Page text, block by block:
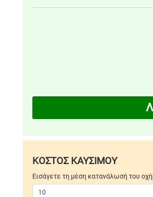
ΚΟΣΤΟΣ ΚΑΥΣΙΜΟΥ
Εισάγετε τη μέση κατανάλωσή του